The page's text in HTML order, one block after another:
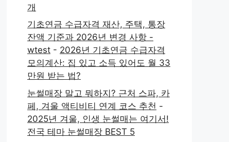
개
기초연금 수급자격 재산, 주택, 통장
잔액 기준과 2026년 변경 사항 -
wtest - 2026년 기초연금 수급자격
모의계산: 집 있고 소득 있어도 월 33
만원 받는 법?
눈썰매장 말고 뭐하지? 근처 스파, 카
페, 겨울 액티비티 연계 코스 추천 -
2025년 겨울, 인생 눈썰매는 여기서!
전국 테마 눈썰매장 BEST 5